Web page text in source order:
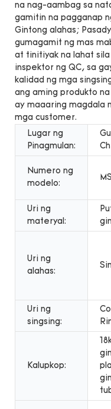
na nag-aambag sa
gamitin na pagganap
Gintong alahas;
gumagamit ng mas
at tinitiyak na lahat
inspektor ng QC, sa
kalidad ng mga
ang aming produkto
ay maaaring magdala
mga customer.
Lugar ng
Pinagmulan:
Numero ng
modelo:
Uri ng
materyal:
Uri ng
alahas:
Uri ng
singsing:
Kalupkop: